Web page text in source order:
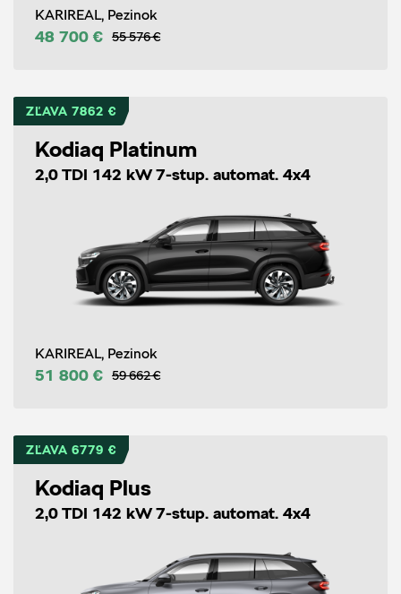
KARIREAL, Pezinok
48 700 € 55 576 €
ZĽAVA 7862 €
Kodiaq Platinum
2,0 TDI 142 kW 7-stup. automat. 4x4
KARIREAL, Pezinok
51 800 € 59 662 €
ZĽAVA 6779 €
Kodiaq Plus
2,0 TDI 142 kW 7-stup. automat. 4x4